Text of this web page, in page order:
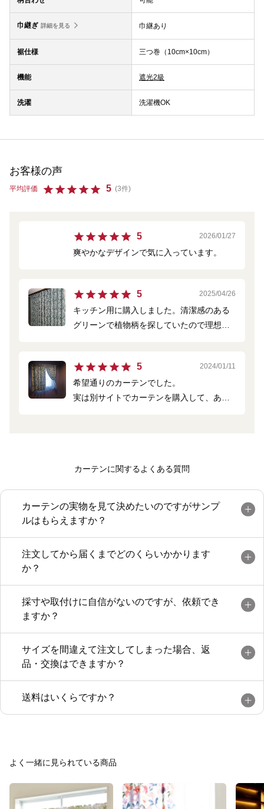
巾継ぎ 詳細を見る 巾継あり
裾仕様 三つ巻（10cm×10cm）
機能 遮光2級
洗濯 洗濯機OK
お客様の声
平均評価 5 (3件)
5 2026/01/27
爽やかなデザインで気に入っています。
5 2025/04/26
キッチン用に購入しました。清潔感のある
グリーンで植物柄を探していたので理想通
合せをしましたが、電話の対応も感じがよ
く分かりやすかったです。他の窓も購入し
ようと思います！
5 2024/01/11
希望通りのカーテンでした。
実は別サイトでカーテンを購入して、あま
ワがありそのシワが全然取れない等不満満
です。
カーテンフックがつけてある状態なのもす
めですが、納得できました。
と思ってます。
カーテンに関するよくある質問
カーテンの実物を見て決めたいのですがサンプ
ルはもらえますか？
注文してから届くまでどのくらいかかります
か？
採寸や取付けに自信がないのですが、依頼でき
ますか？
サイズを間違えて注文してしまった場合、返
品・交換はできますか？
送料はいくらですか？
よく一緒に見られている商品